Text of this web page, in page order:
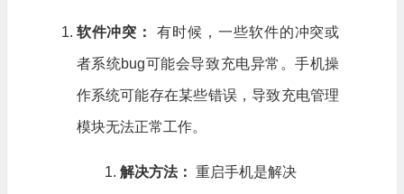
软件冲突： 有时候，一些软件的冲突或
者系统bug可能会导致充电异常。手机操
作系统可能存在某些错误，导致充电管理
模块无法正常工作。
解决方法： 重启手机是解决